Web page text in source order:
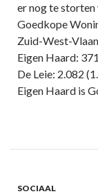
er nog te storten
Goedkope
Zuid-West-
Eigen Haard:
De Leie: 2.082
Eigen Haard is
SOCIAAL